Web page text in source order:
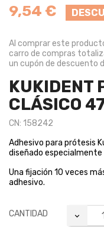
9,54 €
Al comprar este
carro de compras
un cupón de descuento
KUKIDENT
CLÁSICO
CN: 158242
Adhesivo para prótesis
diseñado
Una fijación 10 veces
adhesivo.
CANTIDAD